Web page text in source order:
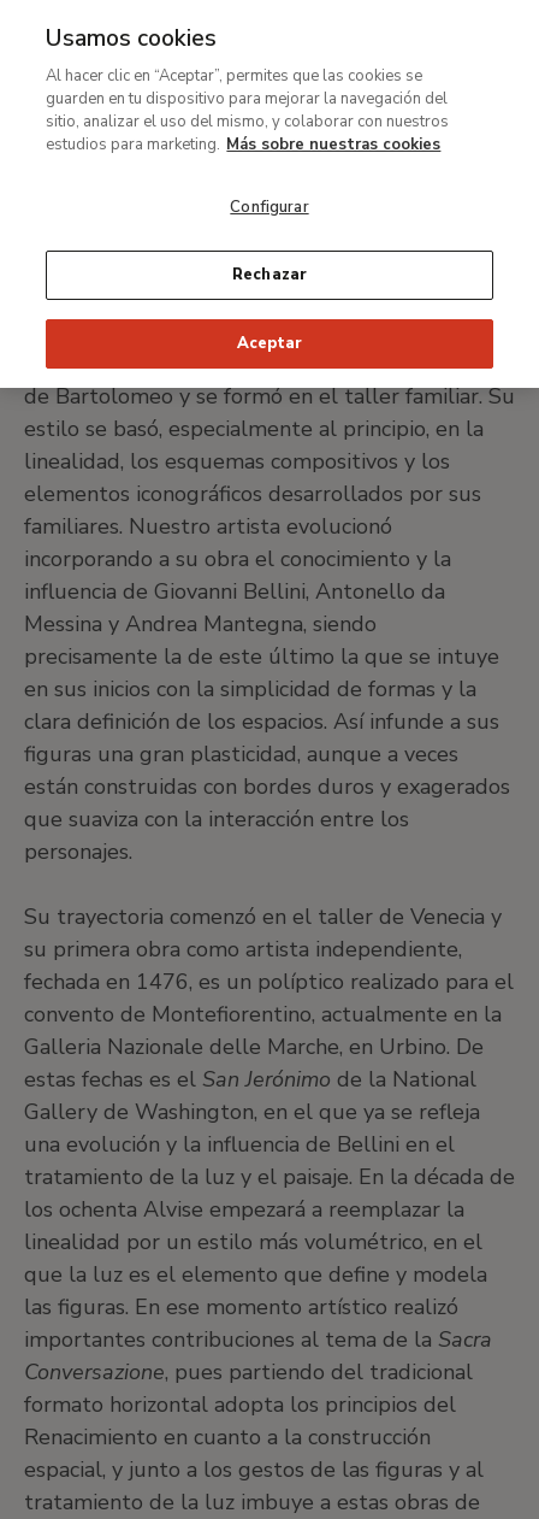
MENÚ
contenido
principal
Alvise Vivarini
Los Vivarini fueron una familia de pintores
venecianos. Alvise era hijo de Antonio y sobrino
de Bartolomeo y se formó en el taller familiar. Su
estilo se basó, especialmente al principio, en la
linealidad, los esquemas compositivos y los
elementos iconográficos desarrollados por sus
familiares. Nuestro artista evolucionó
incorporando a su obra el conocimiento y la
influencia de Giovanni Bellini, Antonello da
Messina y Andrea Mantegna, siendo
precisamente la de este último la que se intuye
en sus inicios con la simplicidad de formas y la
clara definición de los espacios. Así infunde a sus
figuras una gran plasticidad, aunque a veces
están construidas con bordes duros y exagerados
que suaviza con la interacción entre los
personajes.
Su trayectoria comenzó en el taller de Venecia y
su primera obra como artista independiente,
fechada en 1476, es un políptico realizado para el
convento de Montefiorentino, actualmente en la
Galleria Nazionale delle Marche, en Urbino. De
estas fechas es el San Jerónimo de la National
Gallery de Washington, en el que ya se refleja
una evolución y la influencia de Bellini en el
tratamiento de la luz y el paisaje. En la década de
los ochenta Alvise empezará a reemplazar la
linealidad por un estilo más volumétrico, en el
que la luz es el elemento que define y modela
las figuras. En ese momento artístico realizó
importantes contribuciones al tema de la Sacra
Conversazione, pues partiendo del tradicional
formato horizontal adopta los principios del
Renacimiento en cuanto a la construcción
espacial, y junto a los gestos de las figuras y al
tratamiento de la luz imbuye a estas obras de
Usamos cookies
Al hacer clic en “Aceptar”, permites que las cookies se
guarden en tu dispositivo para mejorar la navegación del
sitio, analizar el uso del mismo, y colaborar con nuestros
estudios para marketing. Más sobre nuestras cookies
Configurar
Rechazar
Aceptar